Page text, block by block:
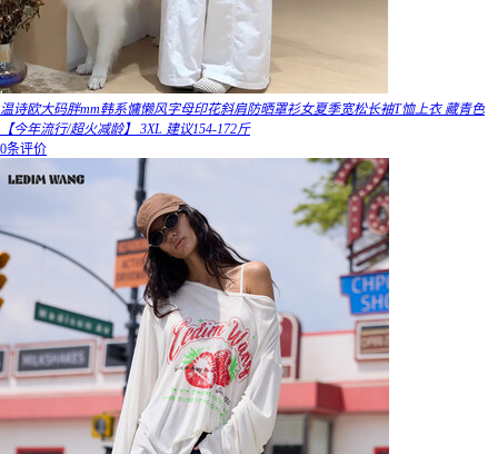
温诗欧大码胖mm韩系慵懒风字母印花斜肩防晒罩衫女夏季宽松长袖T恤上衣 藏青色
【今年流行/超火减龄】 3XL 建议154-172斤
0条评价